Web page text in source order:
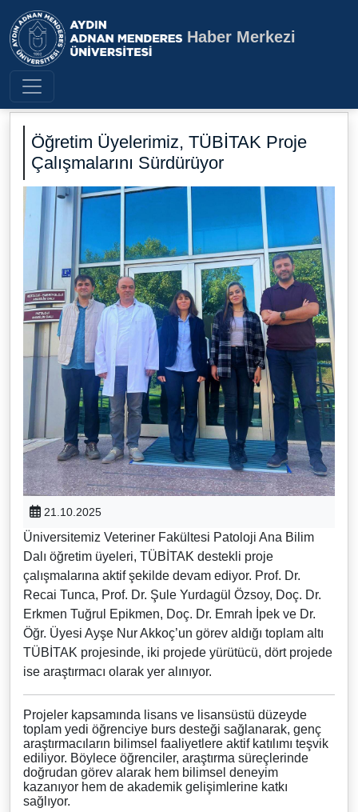
Aydın Adnan Menderes
Haber Merkezi
Öğretim Üyelerimiz, TÜBİTAK Proje
Çalışmalarını Sürdürüyor
21.10.2025
Üniversitemiz Veteriner Fakültesi Patoloji Ana Bilim
Dalı öğretim üyeleri, TÜBİTAK destekli proje
çalışmalarına aktif şekilde devam ediyor. Prof. Dr.
Recai Tunca, Prof. Dr. Şule Yurdagül Özsoy, Doç. Dr.
Erkmen Tuğrul Epikmen, Doç. Dr. Emrah İpek ve Dr.
Öğr. Üyesi Ayşe Nur Akkoç’un görev aldığı toplam altı
TÜBİTAK projesinde, iki projede yürütücü, dört projede
ise araştırmacı olarak yer alınıyor.
Projeler kapsamında lisans ve lisansüstü düzeyde
toplam yedi öğrenciye burs desteği sağlanarak, genç
araştırmacıların bilimsel faaliyetlere aktif katılımı teşvik
ediliyor. Böylece öğrenciler, araştırma süreçlerinde
doğrudan görev alarak hem bilimsel deneyim
kazanıyor hem de akademik gelişimlerine katkı
sağlıyor.